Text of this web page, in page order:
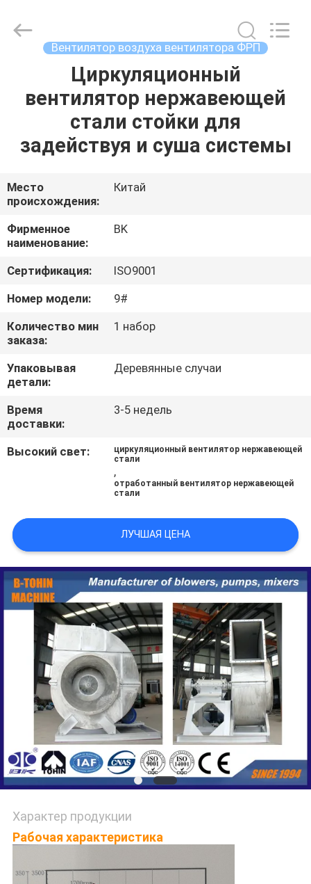
ПРОДУКТЫ
РОЛИКИ
О
НАС
ПУТЕШЕСТВИЕ
ФАБРИКИ
ПРОВЕРКА
КАЧЕСТВА
СВЯЖИТЕСЬ
МЫ
COMPANY
NEWS
КАРТА
САЙТА
PRIVACY
POLICY
(Jiangsu)
Вентилятор воздуха вентилятора ФРП
Циркуляционный
вентилятор нержавеющей
стали стойки для
задействуя и суша системы
Место
происхождения:
Китай
Фирменное
наименование:
BK
Сертификация:
ISO9001
Номер модели:
9#
Количество мин
заказа:
1 набор
Упаковывая
детали:
Деревянные случаи
Время
доставки:
3-5 недель
Высокий свет:
циркуляционный вентилятор нержавеющей
стали
,
отработанный вентилятор нержавеющей
стали
ЛУЧШАЯ ЦЕНА
Характер продукции
Рабочая характеристика